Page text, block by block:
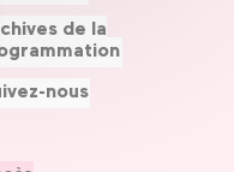
de la
nous